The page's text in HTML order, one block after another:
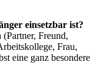
einsetzbar ist?
Freund,
Frau,
eine ganz besondere